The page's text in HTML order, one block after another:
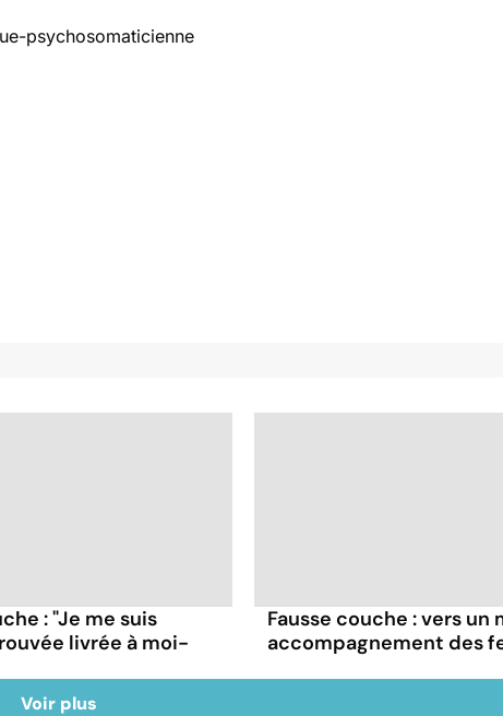
psychosomaticienne
: "Je me suis
livrée à moi-
Fausse couche : vers un
accompagnement des
Voir plus